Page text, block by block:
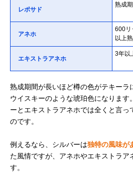
レポサド
熟成
アネホ
600リ
以上
エキストラアネホ
3年以
熟成期間が長いほど樽の色がテキーラ
ウイスキーのような琥珀色になります
ーとエキストラアネホでは全くと言っ
のです。
例えるなら、シルバーは独特の風味が
た風情ですが、アネホやエキストラア
す。